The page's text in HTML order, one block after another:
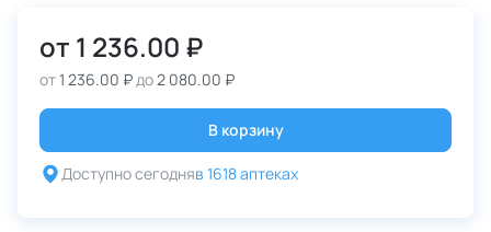
от 1 236.00 ₽
от1 236.00 ₽до2 080.00 ₽
В корзину
Доступно сегодняв 1618 аптеках